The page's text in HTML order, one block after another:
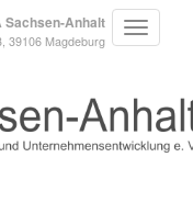
Sachsen-Anhalt
39106 Magdeburg